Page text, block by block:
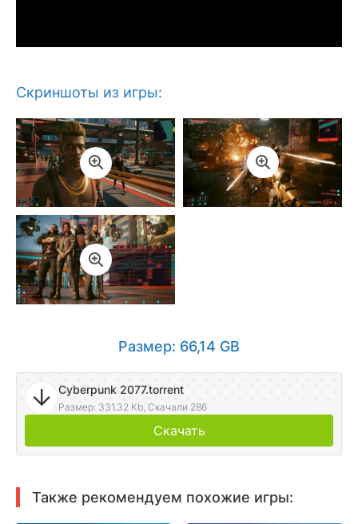
Скриншоты из игры:
Размер: 66,14 GB
Cyberpunk 2077.torrent
Размер: 331.32 Kb, Скачали 286
Скачать
Также рекомендуем похожие игры: